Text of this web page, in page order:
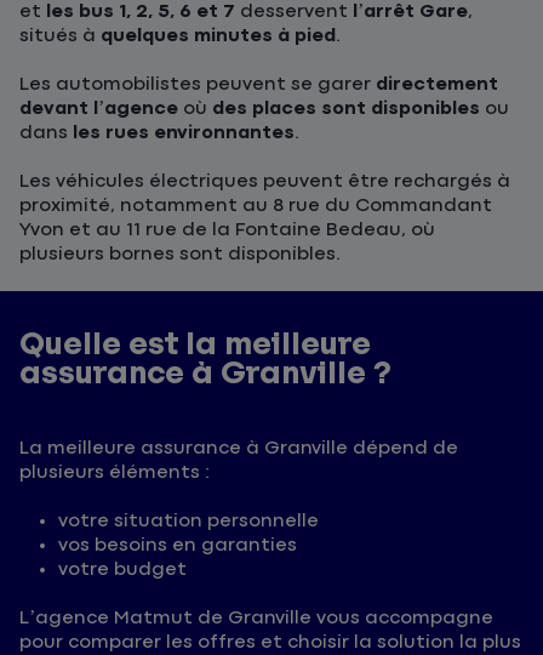
et les bus 1, 2, 5, 6 et 7 desservent l’arrêt Gare,
situés à quelques minutes à pied .
Les automobilistes peuvent se garer directement
devant l’agence où des places sont disponibles ou
dans les rues environnantes.
Les véhicules électriques peuvent être rechargés à
proximité, notamment au 8 rue du Commandant
Yvon et au 11 rue de la Fontaine Bedeau, où
plusieurs bornes sont disponibles.
Quelle est la meilleure
assurance à Granville ?
La meilleure assurance à Granville dépend de
plusieurs éléments :
votre situation personnelle
vos besoins en garanties
votre budget
L’agence Matmut de Granville vous accompagne
pour comparer les offres et choisir la solution la plus